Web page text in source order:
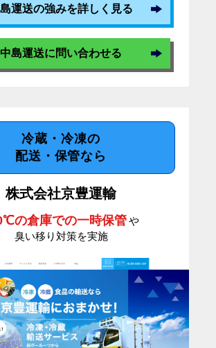
運送の強みを詳しく見る
中島運送に問い合わせる
冷蔵・冷凍の
配送・保管なら
株式会社京豊運輸
の倉庫での一時保管や
臭い移り対策を実施